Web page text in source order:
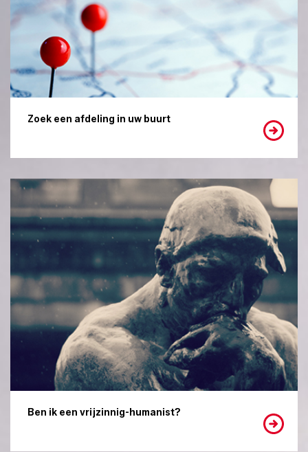
Zoek een afdeling in uw buurt
Ben ik een vrijzinnig-humanist?